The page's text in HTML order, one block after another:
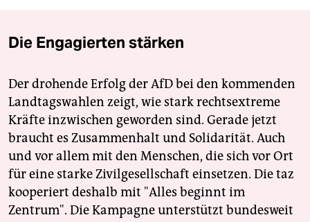
Die Engagierten stärken
Der drohende Erfolg der AfD bei den kommenden
Landtagswahlen zeigt, wie stark rechtsextreme
Kräfte inzwischen geworden sind. Gerade jetzt
braucht es Zusammenhalt und Solidarität. Auch
und vor allem mit den Menschen, die sich vor Ort
für eine starke Zivilgesellschaft einsetzen. Die taz
kooperiert deshalb mit "Alles beginnt im
Zentrum". Die Kampagne unterstützt bundesweit